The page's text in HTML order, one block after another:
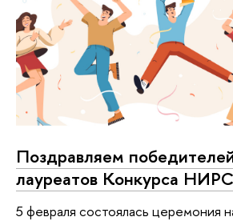
Поздравляем
лауреатов Конкурса
5 февраля состоялась церемония